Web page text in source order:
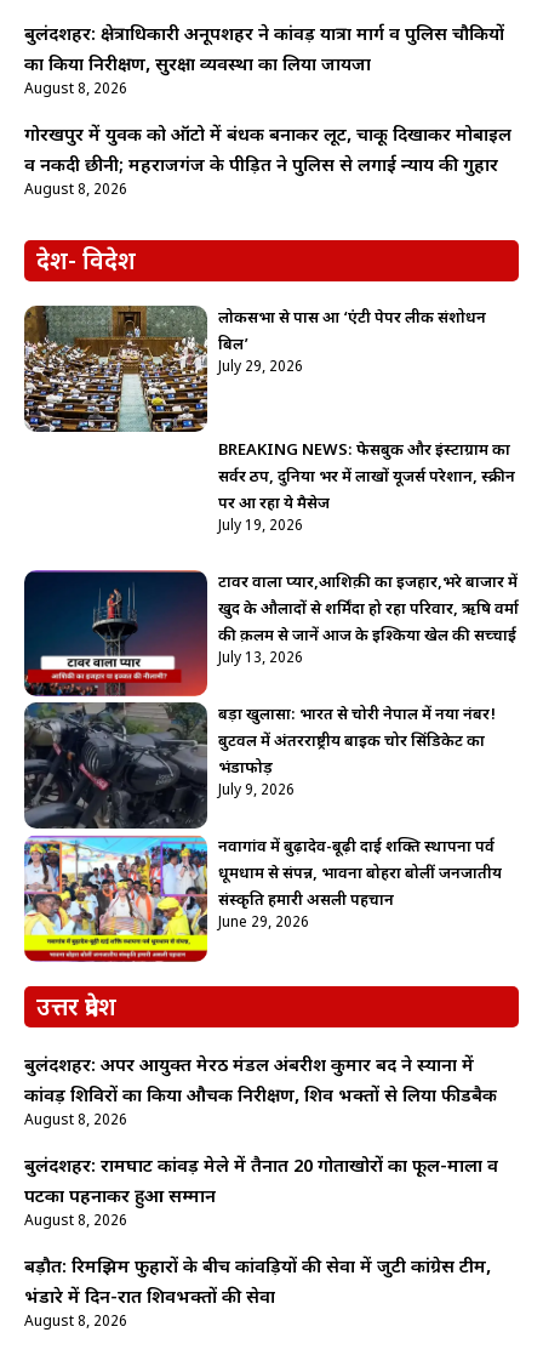
बुलंदशहर: क्षेत्राधिकारी अनूपशहर ने कांवड़ यात्रा मार्ग व पुलिस चौकियों
का किया निरीक्षण, सुरक्षा व्यवस्था का लिया जायजा
August 8, 2026
गोरखपुर में युवक को ऑटो में बंधक बनाकर लूट, चाकू दिखाकर मोबाइल
व नकदी छीनी; महराजगंज के पीड़ित ने पुलिस से लगाई न्याय की गुहार
August 8, 2026
देश- विदेश
लोकसभा से पास हुआ ‘एंटी पेपर लीक संशोधन
बिल’
July 29, 2026
BREAKING NEWS: फेसबुक और इंस्टाग्राम का
सर्वर ठप, दुनिया भर में लाखों यूजर्स परेशान, स्क्रीन
पर आ रहा ये मैसेज
July 19, 2026
टावर वाला प्यार,आशिक़ी का इजहार,भरे बाजार में
खुद के औलादों से शर्मिंदा हो रहा परिवार, ऋषि वर्मा
की क़लम से जानें आज के इश्किया खेल की सच्चाई
July 13, 2026
बड़ा खुलासा: भारत से चोरी नेपाल में नया नंबर!
बुटवल में अंतरराष्ट्रीय बाइक चोर सिंडिकेट का
भंडाफोड़
July 9, 2026
नवागांव में बुढ़ादेव-बूढ़ी दाई शक्ति स्थापना पर्व
धूमधाम से संपन्न, भावना बोहरा बोलीं जनजातीय
संस्कृति हमारी असली पहचान
June 29, 2026
उत्तर प्रदेश
बुलंदशहर: अपर आयुक्त मेरठ मंडल अंबरीश कुमार बिंद ने स्याना में
कांवड़ शिविरों का किया औचक निरीक्षण, शिव भक्तों से लिया फीडबैक
August 8, 2026
बुलंदशहर: रामघाट कांवड़ मेले में तैनात 20 गोताखोरों का फूल-माला व
पटका पहनाकर हुआ सम्मान
August 8, 2026
बड़ौत: रिमझिम फुहारों के बीच कांवड़ियों की सेवा में जुटी कांग्रेस टीम,
भंडारे में दिन-रात शिवभक्तों की सेवा
August 8, 2026